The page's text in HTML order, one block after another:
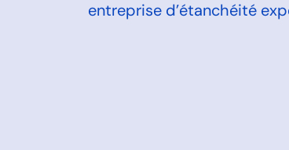
entreprise d’étanchéité